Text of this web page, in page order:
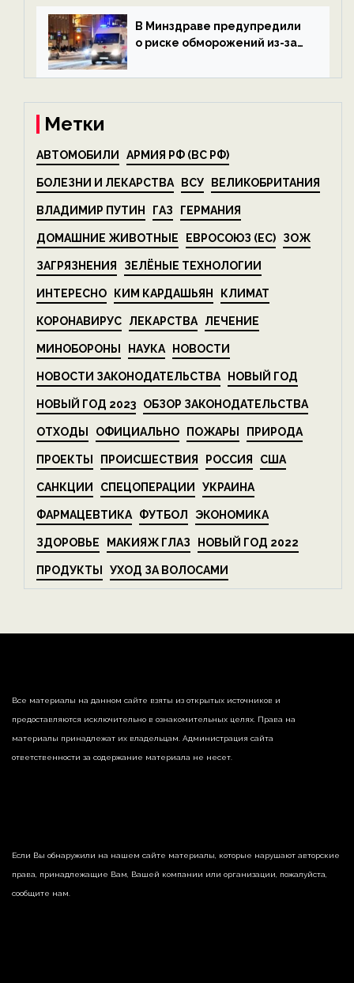
экологии на ECOportal
В Минздраве предупредили
о риске обморожений из-за
на ECOportal
Метки
АВТОМОБИЛИ АРМИЯ РФ (ВС РФ)
БОЛЕЗНИ И ЛЕКАРСТВА ВСУ ВЕЛИКОБРИТАНИЯ
ВЛАДИМИР ПУТИН ГАЗ ГЕРМАНИЯ
ДОМАШНИЕ ЖИВОТНЫЕ ЕВРОСОЮЗ (ЕС) ЗОЖ
ЗАГРЯЗНЕНИЯ ЗЕЛЁНЫЕ ТЕХНОЛОГИИ
ИНТЕРЕСНО КИМ КАРДАШЬЯН КЛИМАТ
КОРОНАВИРУС ЛЕКАРСТВА ЛЕЧЕНИЕ
МИНОБОРОНЫ НАУКА НОВОСТИ
НОВОСТИ ЗАКОНОДАТЕЛЬСТВА НОВЫЙ ГОД
НОВЫЙ ГОД 2023 ОБЗОР ЗАКОНОДАТЕЛЬСТВА
ОТХОДЫ ОФИЦИАЛЬНО ПОЖАРЫ ПРИРОДА
ПРОЕКТЫ ПРОИСШЕСТВИЯ РОССИЯ США
САНКЦИИ СПЕЦОПЕРАЦИИ УКРАИНА
ФАРМАЦЕВТИКА ФУТБОЛ ЭКОНОМИКА
ЗДОРОВЬЕ МАКИЯЖ ГЛАЗ НОВЫЙ ГОД 2022
ПРОДУКТЫ УХОД ЗА ВОЛОСАМИ
Все материалы на данном сайте взяты из открытых источников и
предоставляются исключительно в ознакомительных целях. Права на
материалы принадлежат их владельцам. Администрация сайта
ответственности за содержание материала не несет.
Если Вы обнаружили на нашем сайте материалы, которые нарушают авторские
права, принадлежащие Вам, Вашей компании или организации, пожалуйста,
сообщите нам.